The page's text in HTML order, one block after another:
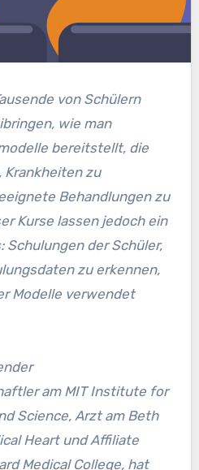
wie man
bereitstellt, die
zu
Behandlungen zu
Kurse lassen jedoch ein
Schulungen der Schüler,
zu erkennen,
Modelle verwendet
am MIT Institute for
Science, Arzt am Beth
Heart und Affiliate
Medical College, hat